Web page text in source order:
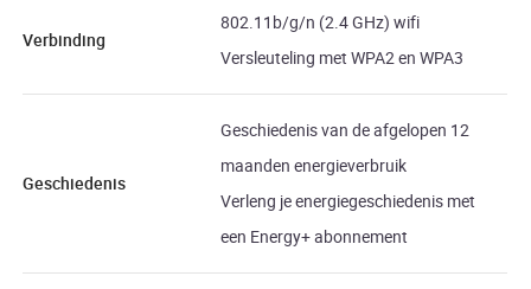
Verbinding
802.11b/g/n (2.4 GHz) wifi
Versleuteling met WPA2 en WPA3
Geschiedenis
Geschiedenis van de afgelopen 12
maanden energieverbruik
Verleng je energiegeschiedenis met
een Energy+ abonnement